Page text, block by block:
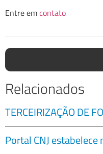
Entre emcontato
Relacionados
TERCEIRIZAÇÃO DE
Portal CNJ estabelece